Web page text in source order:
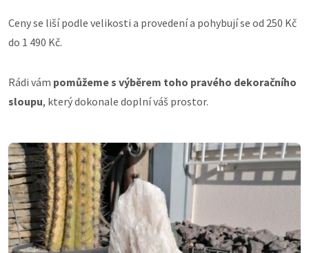
Ceny se liší podle velikosti a provedení a pohybují se od 250 Kč
do 1 490 Kč.
Rádi vám pomůžeme s výběrem toho pravého dekoračního
sloupu, který dokonale doplní váš prostor.